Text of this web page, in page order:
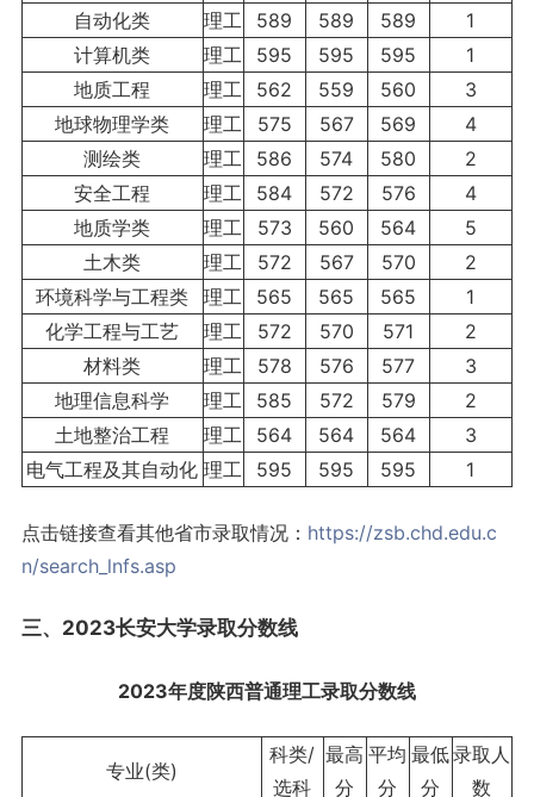
自动化类
理工 589 589 589
1
计算机类
理工 595 595 595
1
地质工程
理工 562 559 560
3
地球物理学类
理工 575 567 569
4
测绘类
理工 586 574 580
2
安全工程
理工 584 572 576
4
地质学类
理工 573 560 564
5
土木类
理工 572 567 570
2
环境科学与工程类
理工 565 565 565
1
化学工程与工艺
理工 572 570 571
2
材料类
理工 578 576 577
3
地理信息科学
理工 585 572 579
2
土地整治工程
理工 564 564 564
3
电气工程及其自动化 理工 595 595 595 1
点击链接查看其他省市录取情况： https://zsb.chd.edu.c
n/search_lnfs.asp
三、2023长安大学录取分数线
2023年度陕西普通理工录取分数线
专业(类)
科类/
选科
最高
分
平均
分
最低
分
录取人
数